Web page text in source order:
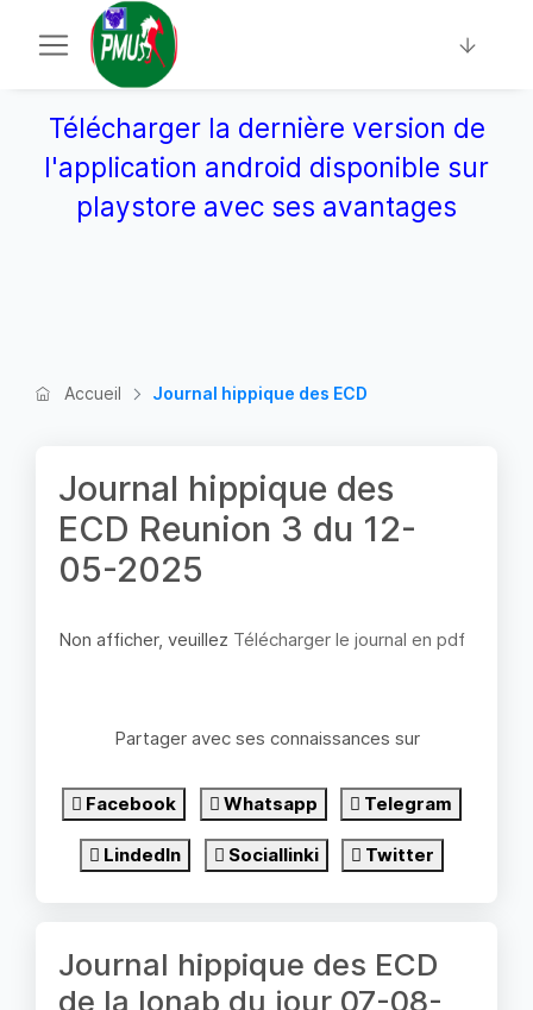
Télécharger la dernière version de
l'application android disponible sur
playstore avec ses avantages
Accueil Journal hippique des ECD
Journal hippique des
ECD Reunion 3 du 12-
05-2025
Non afficher, veuillez Télécharger le journal en pdf
Partager avec ses connaissances sur
Facebook Whatsapp Telegram
LindedIn Sociallinki Twitter
Journal hippique des ECD
de la lonab du jour 07-08-